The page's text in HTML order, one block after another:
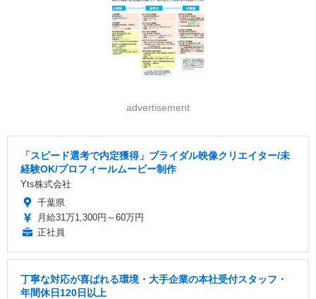
advertisement
「スピード選考で内定獲得」ブライダル映像クリエイター/未
経験OK/プロフィールムービー制作
Yts株式会社
千葉県
月給31万1,300円～60万円
正社員
丁寧な対応が喜ばれる環境・大手企業の本社受付スタッフ・
年間休日120日以上